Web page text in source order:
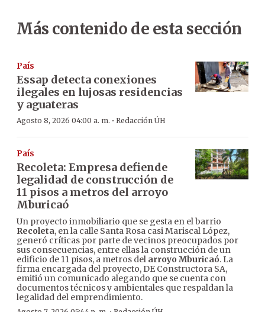
Más contenido de esta sección
País
Essap detecta conexiones
ilegales en lujosas residencias
y aguateras
Agosto 8, 2026 04:00 a. m. · Redacción ÚH
País
Recoleta: Empresa defiende
legalidad de construcción de
11 pisos a metros del arroyo
Mburicaó
Un proyecto inmobiliario que se gesta en el barrio
Recoleta, en la calle Santa Rosa casi Mariscal López,
generó críticas por parte de vecinos preocupados por
sus consecuencias, entre ellas la construcción de un
edificio de 11 pisos, a metros del arroyo Mburicaó. La
firma encargada del proyecto, DE Constructora SA,
emitió un comunicado alegando que se cuenta con
documentos técnicos y ambientales que respaldan la
legalidad del emprendimiento.